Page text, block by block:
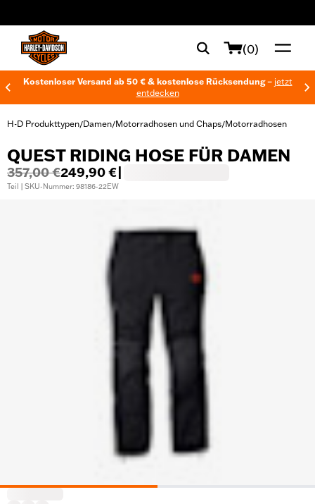
(0)
Kostenloser Versand ab 50 € & kostenlose Rücksendung – jetzt
entdecken
H-D Produkttypen/Damen/Motorradhosen und Chaps/Motorradhosen
QUEST RIDING HOSE FÜR DAMEN
357,00 €249,90 €
Teil | SKU-Nummer: 98186-22EW